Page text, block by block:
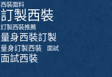
西裝面料
訂製西裝
訂製西裝推薦
量身西裝訂製
量身訂製西裝 面試
面試西裝